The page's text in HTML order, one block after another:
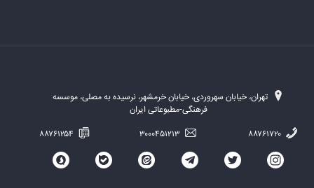
تهران، خیابان سهروردی، خیابان خرمشهر، نرسیده به مصلی، موسسه
فرهنگی-مطبوعاتی ایران